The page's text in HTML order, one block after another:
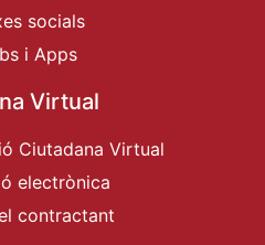
socials
i Apps
Virtual
Ciutadana Virtual
electrònica
contractant